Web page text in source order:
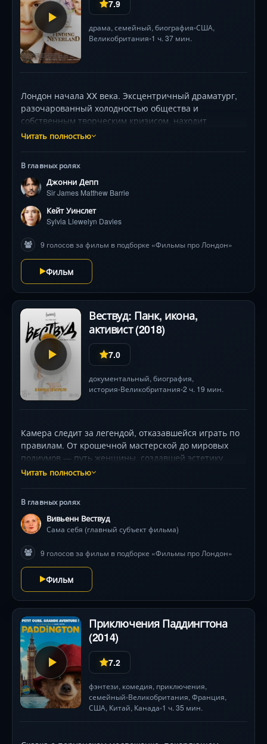
7.9
драма, семейный, биография•США,
Великобритания•1 ч. 37 мин.
Лондон начала XX века. Эксцентричный драматург,
разочарованный холодностью общества и
собственным творческим кризисом, находит
спасение в дружбе с овдовевшей матерью и её
взросление — не приговор, а магия реальна. Но
сможет ли его воображение победить суровые
законы действительности?
Читать полностью
В главных ролях
Джонни Депп
Sir James Matthew Barrie
Кейт Уинслет
Sylvia Llewelyn Davies
9 голосов за фильм в подборке «Фильмы про Лондон»
Фильм
Вествуд: Панк, икона,
активист (2018)
7.0
документальный, биография,
история•Великобритания•2 ч. 19 мин.
Камера следит за легендой, отказавшейся играть по
правилам. От крошечной мастерской до мировых
подиумов — путь женщины, создавшей эстетику
панка и одевшей Sex Pistols. Фильм раскрывает её
Виктории и Альберта ; активист, забравшийся на
ледокол Гринпис ради Арктики . Уникальные архивы,
рабочие моменты с мужем-соавтором Андреасом
Кронталером и жёсткие конфликты с медиа
доказывают: даже в 77 лет можно бунтовать, если
веришь в смысл своего дела . Режиссёр Лорна Такер
избегает хронологии, делая акцент на парадоксах
биографии .
Читать полностью
В главных ролях
Вивьенн Вествуд
Сама себя (главный субъект фильма)
9 голосов за фильм в подборке «Фильмы про Лондон»
Фильм
Приключения Паддингтона
(2014)
7.2
фэнтези, комедия, приключения,
семейный•Великобритания, Франция,
США, Китай, Канада•1 ч. 35 мин.